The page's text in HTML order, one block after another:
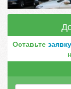
Оставьте заявку